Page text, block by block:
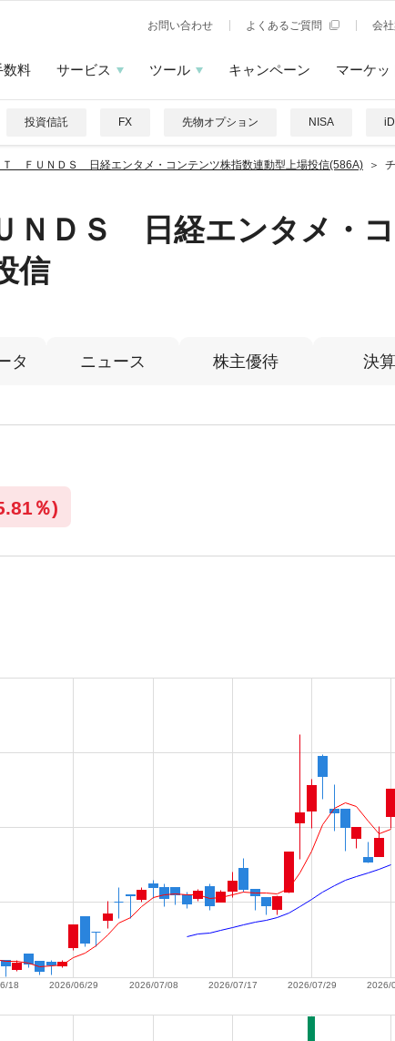
お問い合わせ よくあるご質問 会
数料 サービス ツール キャンペーン マーケッ
投資信託 FX 先物オプション NISA
Ｔ ＦＵＮＤＳ 日経エンタメ・コンテンツ株指数連動型上場投信(586A)
ＮＤＳ 日経エンタメ・
信
タ ニュース 株主優待 決算
％)
2026/
2026/07/29
2026/07/17
2026/07/08
2026/06/29
18